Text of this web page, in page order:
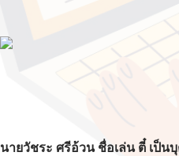
นายวัชระ ศรีอ้วน ชื่อเล่น ตี๋ เป็